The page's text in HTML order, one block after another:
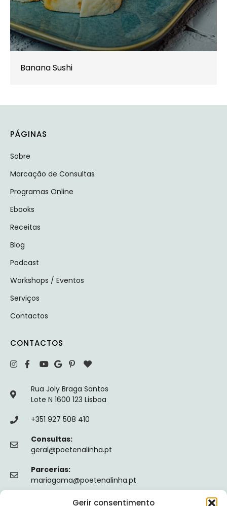
Gerir consentimento
Banana Sushi
PÁGINAS
Sobre
Marcação de Consultas
Programas Online
Ebooks
Receitas
Blog
Podcast
Workshops / Eventos
Serviços
Contactos
CONTACTOS
Rua Joly Braga Santos
Lote N 1600 123 Lisboa
+351 927 508 410
Consultas:
geral@poetenalinha.pt
Parcerias:
mariagama@poetenalinha.pt